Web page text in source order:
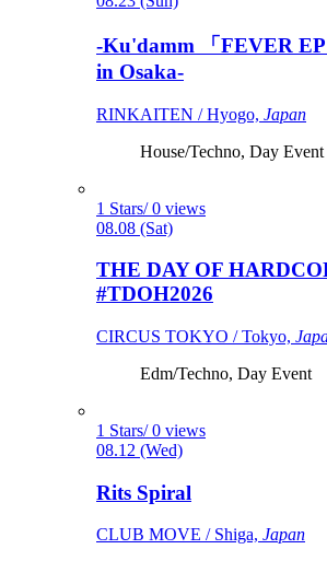
-Ku'damm 「FEVER EP
in Osaka-
RINKAITEN / Hyogo, Japan
House/Techno, Day Event
1 Stars/ 0 views
08.08 (Sat)
THE DAY OF
#TDOH2026
CIRCUS TOKYO / Tokyo,
Edm/Techno, Day Event
1 Stars/ 0 views
08.12 (Wed)
Rits Spiral
CLUB MOVE / Shiga, Japan